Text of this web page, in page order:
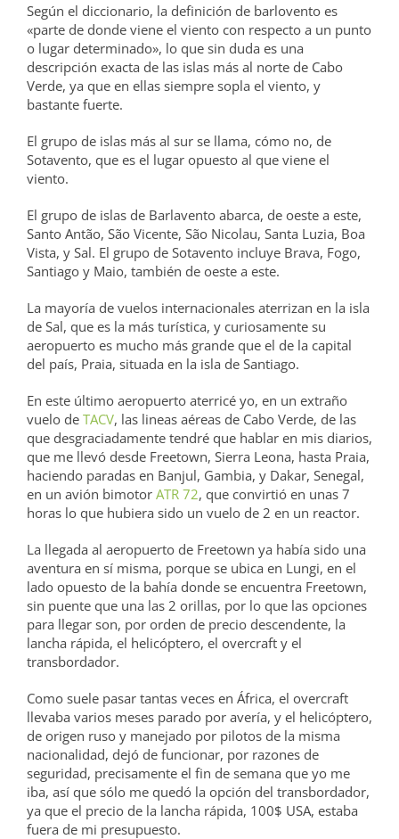
Según el diccionario, la definición de barlovento es
«parte de donde viene el viento con respecto a un punto
o lugar determinado», lo que sin duda es una
descripción exacta de las islas más al norte de Cabo
Verde, ya que en ellas siempre sopla el viento, y
bastante fuerte.
El grupo de islas más al sur se llama, cómo no, de
Sotavento, que es el lugar opuesto al que viene el
viento.
El grupo de islas de Barlavento abarca, de oeste a este,
Santo Antão, São Vicente, São Nicolau, Santa Luzia, Boa
Vista, y Sal. El grupo de Sotavento incluye Brava, Fogo,
Santiago y Maio, también de oeste a este.
La mayoría de vuelos internacionales aterrizan en la isla
de Sal, que es la más turística, y curiosamente su
aeropuerto es mucho más grande que el de la capital
del país, Praia, situada en la isla de Santiago.
En este último aeropuerto aterricé yo, en un extraño
vuelo de TACV, las lineas aéreas de Cabo Verde, de las
que desgraciadamente tendré que hablar en mis diarios,
que me llevó desde Freetown, Sierra Leona, hasta Praia,
haciendo paradas en Banjul, Gambia, y Dakar, Senegal,
en un avión bimotor ATR 72, que convirtió en unas 7
horas lo que hubiera sido un vuelo de 2 en un reactor.
La llegada al aeropuerto de Freetown ya había sido una
aventura en sí misma, porque se ubica en Lungi, en el
lado opuesto de la bahía donde se encuentra Freetown,
sin puente que una las 2 orillas, por lo que las opciones
para llegar son, por orden de precio descendente, la
lancha rápida, el helicóptero, el overcraft y el
transbordador.
Como suele pasar tantas veces en África, el overcraft
llevaba varios meses parado por avería, y el helicóptero,
de origen ruso y manejado por pilotos de la misma
nacionalidad, dejó de funcionar, por razones de
seguridad, precisamente el fin de semana que yo me
iba, así que sólo me quedó la opción del transbordador,
ya que el precio de la lancha rápida, 100$ USA, estaba
fuera de mi presupuesto.